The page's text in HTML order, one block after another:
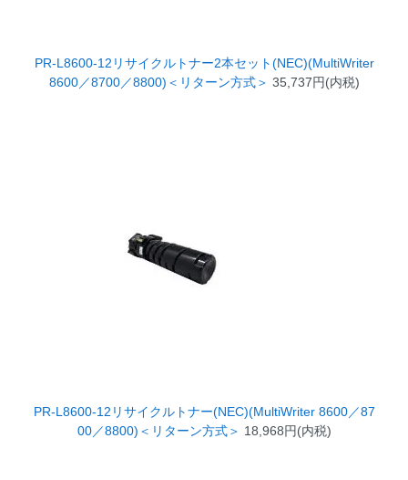
PR-L8600-12リサイクルトナー2本セット(NEC)(MultiWriter
8600／8700／8800)＜リターン方式＞ 35,737円(内税)
PR-L8600-12リサイクルトナー(NEC)(MultiWriter 8600／87
00／8800)＜リターン方式＞ 18,968円(内税)